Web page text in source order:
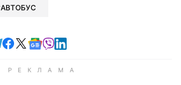
АВТОБУС
Читайте у Telegram
Читайте у Facebook
Читайте у X
Читайте у Google news
Читайте у Viber
Читайте у LinkedIn